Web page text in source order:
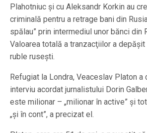
Plahotniuc şi cu Aleksandr Korkin au
criminală pentru a retrage bani din
spălau” prin intermediul unor bănci din
Valoarea totală a tranzacţiilor a
ruble ruseşti.
Refugiat la Londra, Veaceslav Platon a
interviu acordat jurnalistului Dorin
este milionar – „milionar în active” şi
„şi în cont”, a precizat el.